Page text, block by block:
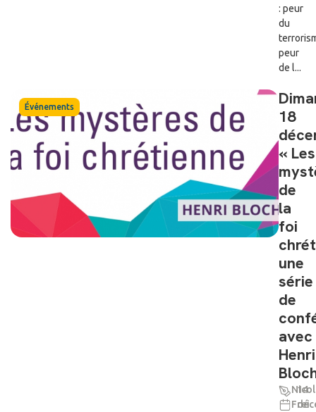
: peur
du
peur
de l...
Événements
18
« Les
de
la
foi
une
série
de
avec
Henri
Frei
14